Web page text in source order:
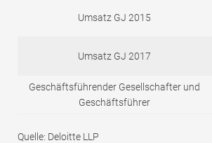
Umsatz GJ 2015
Umsatz GJ 2017
Geschäftsführender Gesellschafter und
Geschäftsführer
Quelle: Deloitte LLP